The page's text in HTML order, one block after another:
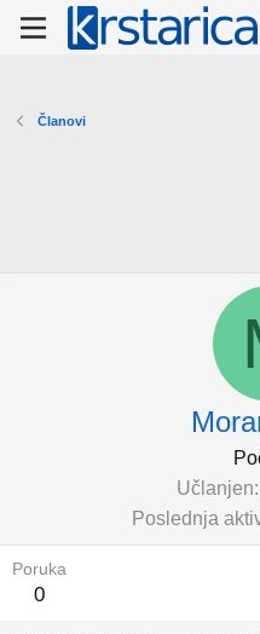
Članovi
Učlanjen
Poslednja
Poruka
0